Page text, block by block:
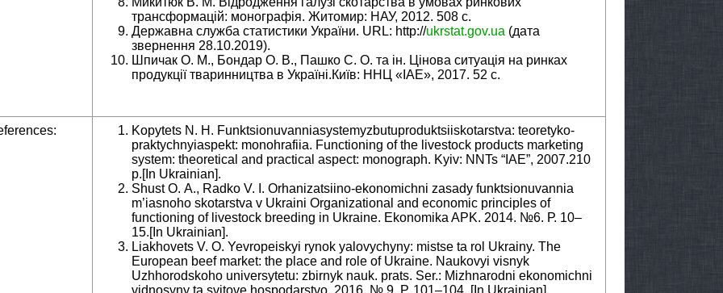
трансформацій: монографія. Житомир: НАУ, 2012. 508 с.
Державна служба статистики України. URL: http://ukrstat.gov.ua (дата
звернення 28.10.2019).
Шпичак О. М., Бондар О. В., Пашко С. О. та ін. Цінова ситуація на ринках
продукції тваринництва в Україні.Київ: ННЦ «ІАЕ», 2017. 52 с.
Kopytets N. H. Funktsionuvanniasystemyzbutuproduktsiiskotarstva: teoretyko-
praktychnyiaspekt: monohrafiia. Functioning of the livestock products marketing
system: theoretical and practical aspect: monograph. Kyiv: NNTs “IAE”, 2007.210
р.[In Ukrainian].
Shust O. A., Radko V. I. Orhanizatsiino-ekonomichni zasady funktsionuvannia
m’iasnoho skotarstva v Ukraini Organizational and economic principles of
functioning of livestock breeding in Ukraine. Ekonomika APK. 2014. №6. Р. 10–
15.[In Ukrainian].
Liakhovets V. O. Yevropeiskyi rynok yalovychyny: mistse ta rol Ukrainy. The
European beef market: the place and role of Ukraine. Naukovyi visnyk
Uzhhorodskoho universytetu: zbirnyk nauk. prats. Ser.: Mizhnarodni ekonomichni